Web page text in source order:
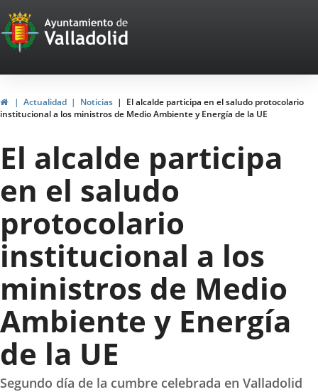
Portal
Web
del
Ayuntamiento
de
Valladolid
InicioActualidad Noticias
El alcalde participa en el saludo protocolario
institucional a los ministros de Medio Ambiente y Energía de la UE
El alcalde participa
en el saludo
protocolario
institucional a los
ministros de Medio
Ambiente y Energía
de la UE
Segundo día de la cumbre celebrada en Valladolid